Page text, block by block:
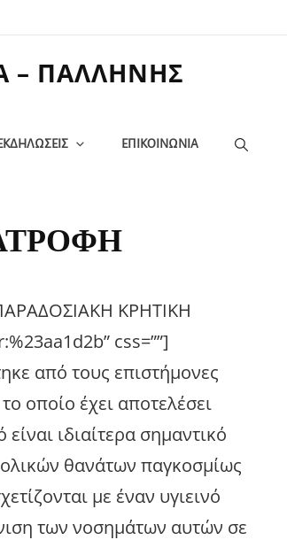
– ΠΑΛΛΗΝΗΣ
ΕΚΔΗΛΩΣΕΙΣ ΕΠΙΚΟΙΝΩΝΙΑ
ΚΡΗΤΙΚΗ
css=””]
από τους επιστήμονες
οποίο έχει αποτελέσει
ιδιαίτερα σημαντικό
θανάτων παγκοσμίως
με έναν υγιεινό
των νοσημάτων αυτών σε